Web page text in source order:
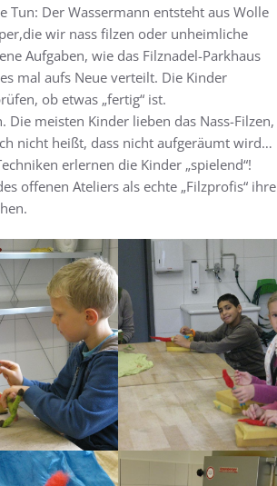
Tun: Der Wassermann entsteht aus Wolle
wir nass filzen oder unheimliche
Aufgaben, wie das Filznadel-Parkhaus
mal aufs Neue verteilt. Die Kinder
ob etwas „fertig“ ist.
meisten Kinder lieben das Nass-Filzen,
nicht heißt, dass nicht aufgeräumt wird…
erlernen die Kinder „spielend“!
offenen Ateliers als echte „Filzprofis“ ihre